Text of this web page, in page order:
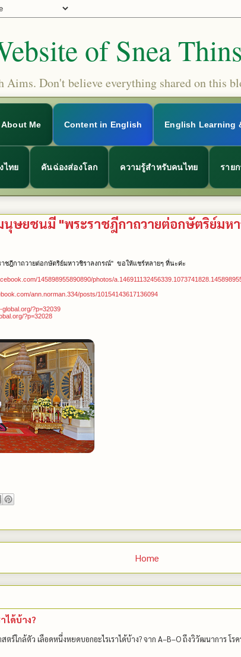
of Snea
Aims. Don't believe everything shared on this
About Me Content in English English Learning
ไทย คันฉ่องส่องโลก ความรู้สำหรับคนไทย ราย
นุษยชนมี "พระราชฎีกาถวายต่อกษัตริย์มห
ชฎีกาถวายต่อกษัตริย์มหาวชิราลงกรณ์" ขอให้แชร์หลายๆ ที่นะค่ะ
145898955890890/photos/
ann.norman.334/posts/10154143617136094
global.org/?p=32039
?p=32028
Home
ได้บ้าง?
ร์ใกล้ตัว เลือดหนึ่งหยดบอกอะไรเราได้บ้าง? จาก A–B–O ถึงวิวัฒนาการ โร